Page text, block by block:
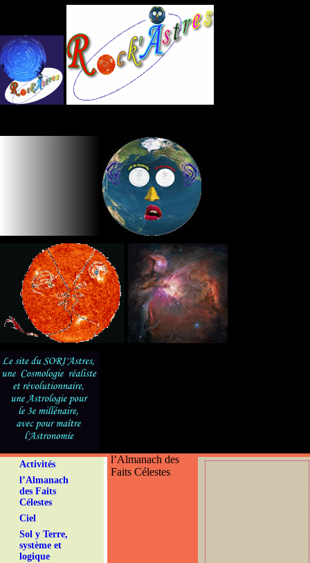
Activités
l’Almanach
des Faits
Célestes
Ciel
Sol y Terre,
système et
logique
l’Almanach des
Faits Célestes
Panneau de gestion des cookies